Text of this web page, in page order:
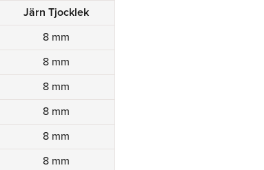
Järn Tjocklek
8 mm
8 mm
8 mm
8 mm
8 mm
8 mm